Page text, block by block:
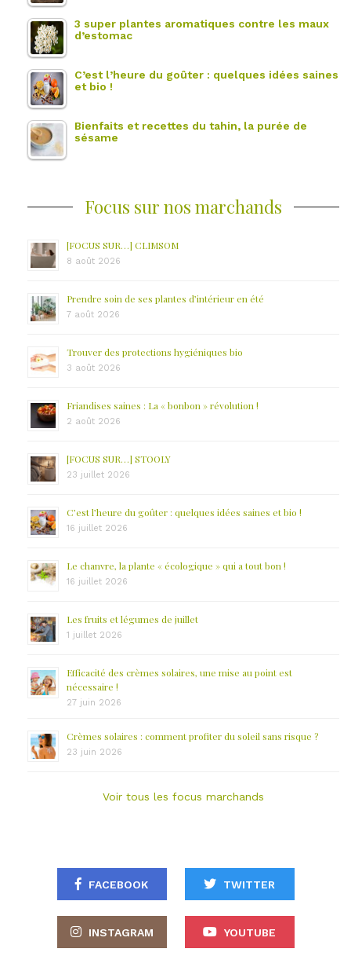
3 super plantes aromatiques contre les maux
d’estomac
C’est l’heure du goûter : quelques idées saines
et bio !
Bienfaits et recettes du tahin, la purée de
sésame
Focus sur nos marchands
[FOCUS SUR…] CLIMSOM
8 août 2026
Prendre soin de ses plantes d’intérieur en été
7 août 2026
Trouver des protections hygiéniques bio
3 août 2026
Friandises saines : La « bonbon » révolution !
2 août 2026
[FOCUS SUR…] STOOLY
23 juillet 2026
C’est l’heure du goûter : quelques idées saines et bio !
16 juillet 2026
Le chanvre, la plante « écologique » qui a tout bon !
16 juillet 2026
Les fruits et légumes de juillet
1 juillet 2026
Efficacité des crèmes solaires, une mise au point est
nécessaire !
27 juin 2026
Crèmes solaires : comment profiter du soleil sans risque ?
23 juin 2026
Voir tous les focus marchands
FACEBOOK TWITTER
INSTAGRAM YOUTUBE